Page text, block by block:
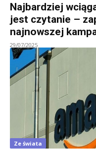
Najbardziej
jest czytanie –
najnowszej
29/07/2025
Ze świata